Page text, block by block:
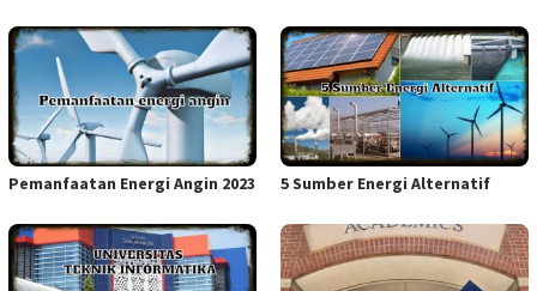
Pemanfaatan Energi Angin 2023 5 Sumber Energi Alternatif